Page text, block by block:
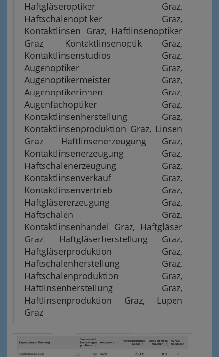
Haftgläseroptiker Graz,
Haftschalenoptiker Graz,
Kontaktlinsen Graz, Haftlinsenoptiker
Graz, Kontaktlinsenoptik Graz,
Kontaktlinsenstudios Graz,
Augenoptiker Graz,
Augenoptikermeister Graz,
Augenoptikerinnen Graz,
Augenfachoptiker Graz,
Kontaktlinsenherstellung Graz,
Kontaktlinsenproduktion Graz, Linsen
Graz, Haftlinsenerzeugung Graz,
Kontaktlinsenerzeugung Graz,
Haftschalenerzeugung Graz,
Kontaktlinsenverkauf Graz,
Kontaktlinsenvertrieb Graz,
Haftgläsererzeugung Graz,
Haftschalen Graz,
Kontaktlinsenhandel Graz, Haftgläser
Graz, Haftgläserherstellung Graz,
Haftgläserproduktion Graz,
Haftschalenherstellung Graz,
Haftschalenproduktion Graz,
Haftlinsenherstellung Graz,
Haftlinsenproduktion Graz, Lupen
Graz